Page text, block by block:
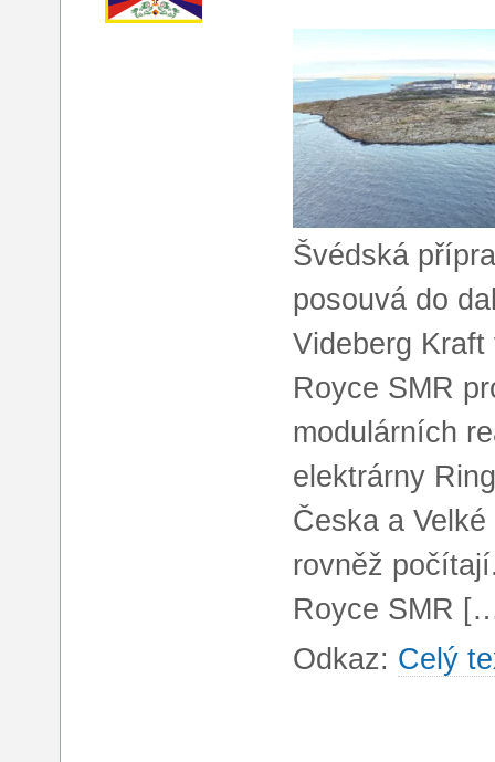
Švédská
posouvá do
Videberg
Royce SMR
modulárních
elektrárny
Česka a
rovněž
Royce SMR
Odkaz: Celý